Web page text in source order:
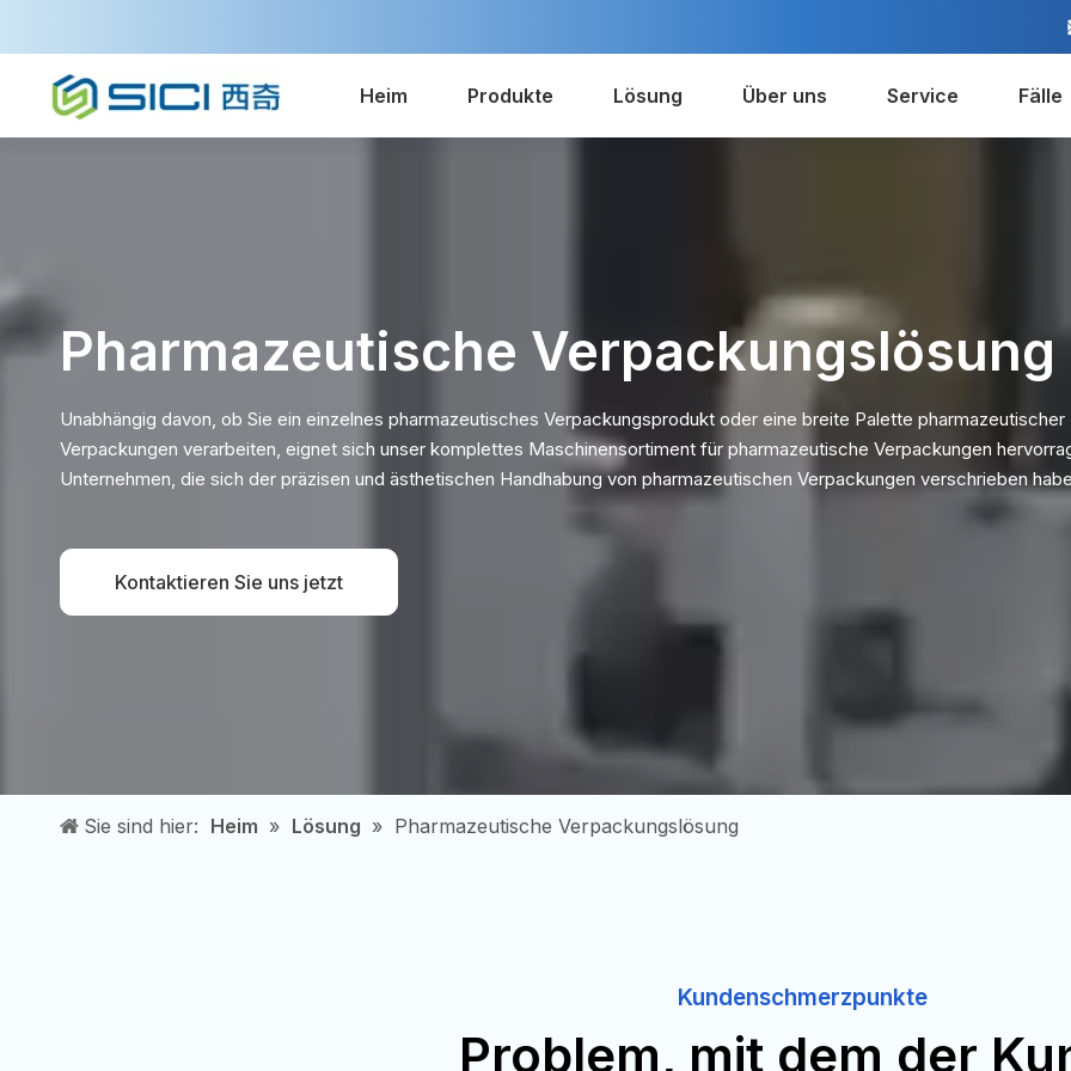
Heim Produkte Lösung Über uns Service Fälle
Pharmazeutische Verpackungslösung
Unabhängig davon, ob Sie ein einzelnes pharmazeutisches Verpackungsprodukt oder eine breite Palette pharmazeutischer
Verpackungen verarbeiten, eignet sich unser komplettes Maschinensortiment für pharmazeutische Verpackungen
Unternehmen, die sich der präzisen und ästhetischen Handhabung von pharmazeutischen Verpackungen verschrieben
Kontaktieren Sie uns jetzt
Sie sind hier: Heim » Lösung » Pharmazeutische Verpackungslösung
Kundenschmerzpunkte
Problem, mit dem der